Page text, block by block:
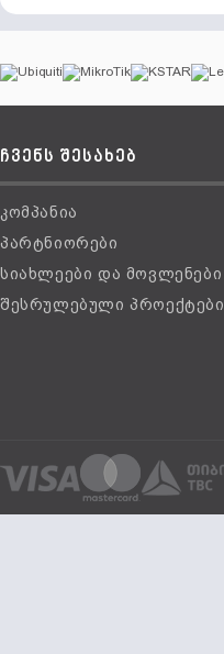
ჩვენს შესახებ
კომპანია
პარტნიორები
სიახლეები და მოვლენები
შესრულებული პროექტები